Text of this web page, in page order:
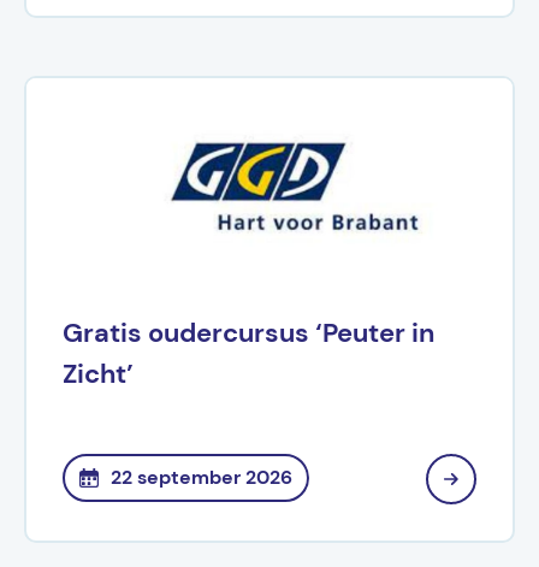
Gratis oudercursus ‘Peuter in
Zicht’
22 september 2026